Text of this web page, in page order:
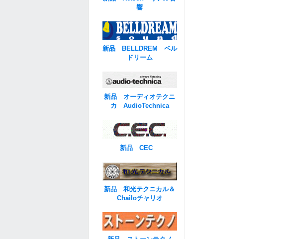
響
新品 BELLDREM ベル
ドリーム
新品 オーディオテクニ
カ AudioTechnica
新品 CEC
新品 和光テクニカル＆
Chailoチャリオ